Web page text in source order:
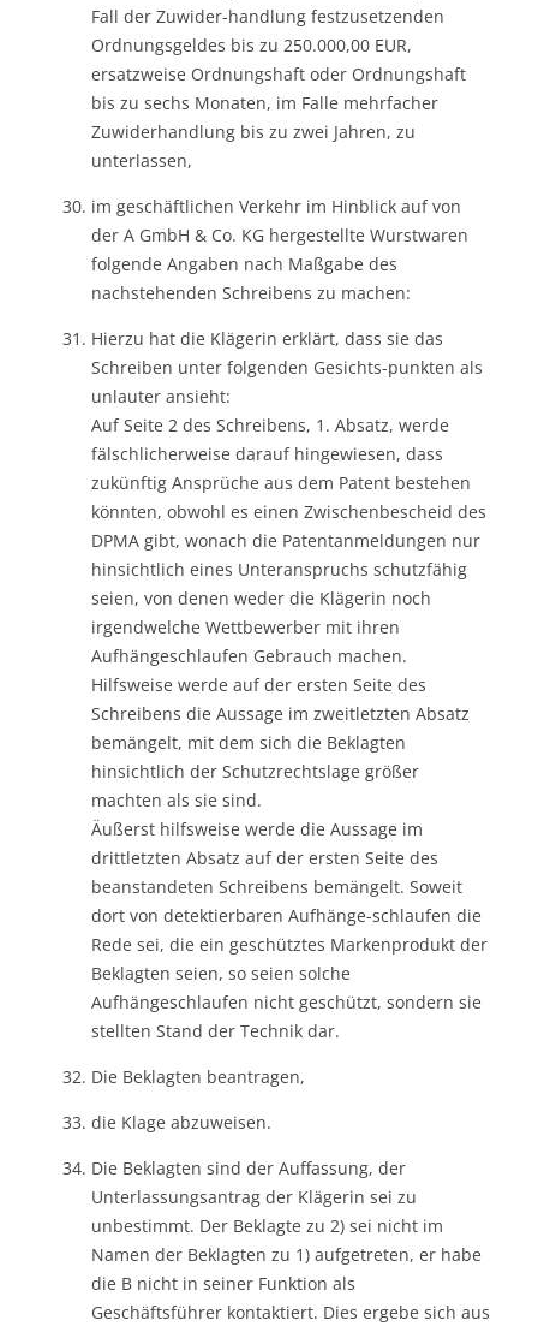
Fall der Zuwider-handlung festzusetzenden
Ordnungsgeldes bis zu 250.000,00 EUR,
ersatzweise Ordnungshaft oder Ordnungshaft
bis zu sechs Monaten, im Falle mehrfacher
Zuwiderhandlung bis zu zwei Jahren, zu
unterlassen,
im geschäftlichen Verkehr im Hinblick auf von
der A GmbH & Co. KG hergestellte Wurstwaren
folgende Angaben nach Maßgabe des
nachstehenden Schreibens zu machen:
Hierzu hat die Klägerin erklärt, dass sie das
Schreiben unter folgenden Gesichts-punkten als
unlauter ansieht:
Auf Seite 2 des Schreibens, 1. Absatz, werde
fälschlicherweise darauf hingewiesen, dass
zukünftig Ansprüche aus dem Patent bestehen
könnten, obwohl es einen Zwischenbescheid des
DPMA gibt, wonach die Patentanmeldungen nur
hinsichtlich eines Unteranspruchs schutzfähig
seien, von denen weder die Klägerin noch
irgendwelche Wettbewerber mit ihren
Aufhängeschlaufen Gebrauch machen.
Hilfsweise werde auf der ersten Seite des
Schreibens die Aussage im zweitletzten Absatz
bemängelt, mit dem sich die Beklagten
hinsichtlich der Schutzrechtslage größer
machten als sie sind.
Äußerst hilfsweise werde die Aussage im
drittletzten Absatz auf der ersten Seite des
beanstandeten Schreibens bemängelt. Soweit
dort von detektierbaren Aufhänge-schlaufen die
Rede sei, die ein geschütztes Markenprodukt der
Beklagten seien, so seien solche
Aufhängeschlaufen nicht geschützt, sondern sie
stellten Stand der Technik dar.
Die Beklagten beantragen,
die Klage abzuweisen.
Die Beklagten sind der Auffassung, der
Unterlassungsantrag der Klägerin sei zu
unbestimmt. Der Beklagte zu 2) sei nicht im
Namen der Beklagten zu 1) aufgetreten, er habe
die B nicht in seiner Funktion als
Geschäftsführer kontaktiert. Dies ergebe sich aus